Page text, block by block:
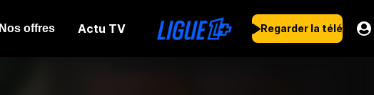
Nos offres Actu TV Regarder la télé